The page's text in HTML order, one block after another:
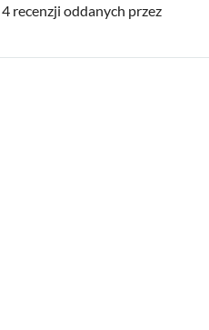
4 recenzji oddanych przez